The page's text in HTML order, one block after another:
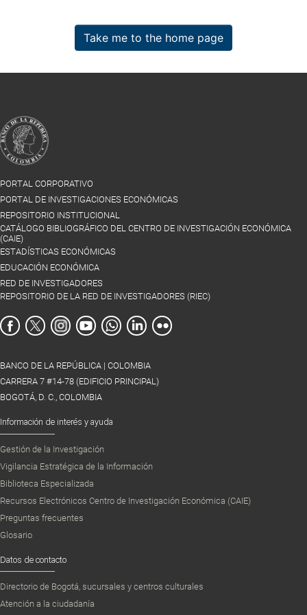
Take me to the home page
PORTAL CORPORATIVO
PORTAL DE INVESTIGACIONES ECONÓMICAS
REPOSITORIO INSTITUCIONAL
CATÁLOGO BIBLIOGRÁFICO DEL CENTRO DE INVESTIGACIÓN ECONÓMICA
(CAIE)
ESTADÍSTICAS ECONÓMICAS
EDUCACIÓN ECONÓMICA
RED DE INVESTIGADORES
REPOSITORIO DE LA RED DE INVESTIGADORES (RIEC)
BANCO DE LA REPÚBLICA | COLOMBIA
CARRERA 7 #14-78 (EDIFICIO PRINCIPAL)
BOGOTÁ, D. C., COLOMBIA
Información de interés y ayuda
Gestión de la Investigación
Vigilancia Estratégica de la Información
Biblioteca Especializada
Recursos Electrónicos Centro de Investigación Económica (CAIE)
Preguntas frecuentes
Glosario
Datos de contacto
Directorio de Bogotá, sucursales y centros culturales
Atención a la ciudadanía